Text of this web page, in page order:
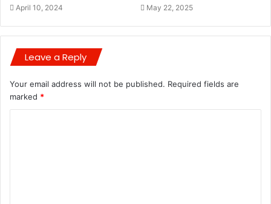
April 10, 2024 May 22, 2025
Leave a Reply
Your email address will not be published. Required fields are
marked *